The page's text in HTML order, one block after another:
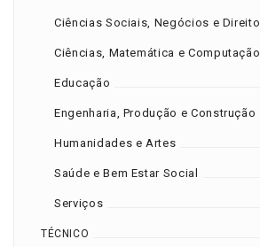
Ciências Sociais, Negócios e Direito
Ciências, Matemática e Computação
Educação
Engenharia, Produção e Construção
Humanidades e Artes
Saúde e Bem Estar Social
Serviços
TÉCNICO